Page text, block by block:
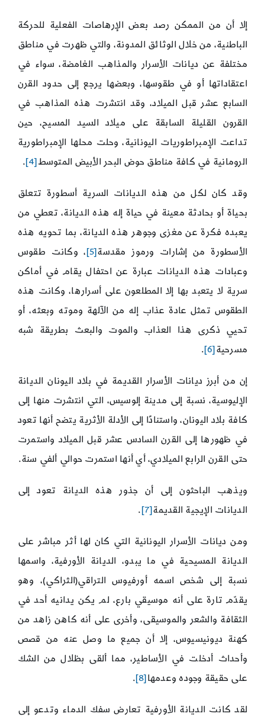
إلا أن من الممكن رصد بعض الإرهاصات الفعلية للحركة
الباطنية، من خلال الوثائق المدونة، والتي ظهرت في مناطق
مختلفة عن ديانات الأسرار والمذاهب الغامضة، سواء في
اعتقاداتها أو في طقوسها، وبعضها يرجع إلى حدود القرن
السابع عشر قبل الميلاد، وقد انتشرت هذه المذاهب في
القرون القليلة السابقة على ميلاد السيد المسيح، حين
تداعت الإمبراطوريات اليونانية، وحلت محلها الإمبراطورية
الرومانية في كافة مناطق حوض البحر الأبيض المتوسط [4]
.
وقد كان لكل من هذه الديانات السرية أسطورة تتعلق
بحياة أو بحادثة معينة في حياة إله هذه الديانة، تعطي من
يعبده فكرة عن مغزى وجوهر هذه الديانة، بما تحويه هذه
الأسطورة من إشارات ورموز مقدسة [5]
، وكانت طقوس
وعبادات هذه الديانات عبارة عن احتفال يقام في أماكن
سرية لا يتعبد بها إلا المطلعون على أسرارها، وكانت هذه
الطقوس تمثل عادة عذاب إله من الآلهة وموته وبعثه، أو
تحيي ذكرى هذا العذاب والموت والبعث بطريقة شبه
مسرحية [6]
.
إن من أبرز ديانات الأسرار القديمة في بلاد اليونان الديانة
الإليوسية، نسبة إلى مدينة إلوسيس، التي انتشرت منها إلى
كافة بلاد اليونان، واستنادًا إلى الأدلة الأثرية يتضح أنها تعود
في ظهورها إلى القرن السادس عشر قبل الميلاد واستمرت
حتى القرن الرابع الميلادي، أي أنها استمرت حوالي ألفي سنة.
ويذهب الباحثون إلى أن جذور هذه الديانة تعود إلى
الديانات الإيجية القديمة [7]
.
ومن ديانات الأسرار اليونانية التي كان لها أثر مباشر على
الديانة المسيحية في ما يبدو، الديانة الأورفية، واسمها
نسبة إلى شخص اسمه أورفيوس التراقي(الثراكي)، وهو
يقدّم تارة على أنه موسيقي بارع، لم يكن يدانيه أحد في
الثقافة والشعر والموسيقى، وأخرى على أنه كاهن زاهد من
كهنة ديونيسيوس، إلا أن جميع ما وصل عنه من قصص
وأحداث أدخلت في الأساطير، مما ألقى بظلال من الشك
على حقيقة وجوده وعدمها [8]
.
لقد كانت الديانة الأورفية تعارض سفك الدماء وتدعو إلى